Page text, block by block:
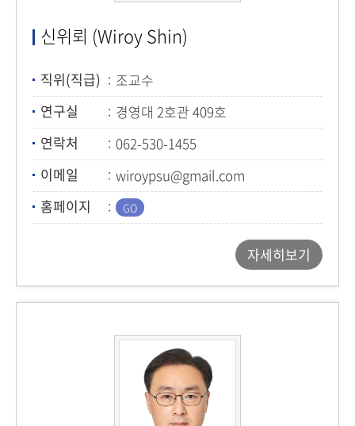
신위뢰 (Wiroy Shin)
직위(직급)
조교수
연구실
경영대 2호관 409호
연락처
062-530-1455
이메일
wiroypsu@gmail.com
홈페이지
자세히보기